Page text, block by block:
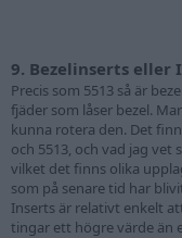
9. Bezelinserts eller
Precis som 5513 så är
fjäder som låser bezel.
kunna rotera den. Det
och 5513, och vad jag vet
vilket det finns olika
som på senare tid har
Inserts är relativt enkelt
tingar ett högre värde än